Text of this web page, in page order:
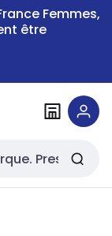
Femmes,
être